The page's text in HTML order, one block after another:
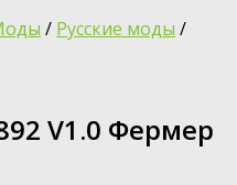
/ Русские моды /
V1.0 Фермер